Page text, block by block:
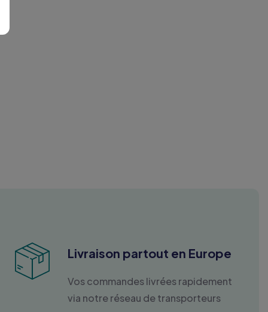
Livraison partout en Europe
Vos commandes livrées rapidement
via notre réseau de transporteurs